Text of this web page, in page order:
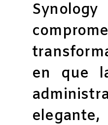
en que